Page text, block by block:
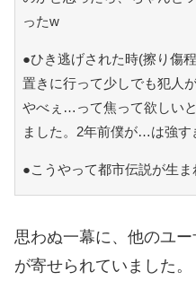
ったw
●ひき逃げされた時(擦り傷
置きに行って少しでも犯人
やべぇ…って焦って欲しい
ました。2年前僕が…は強す
●こうやって都市伝説が生
思わぬ一幕に、他のユ
が寄せられていました。